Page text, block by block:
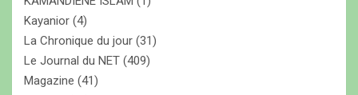
Kayanior (4)
La Chronique du jour (31)
Le Journal du NET (409)
Magazine (41)